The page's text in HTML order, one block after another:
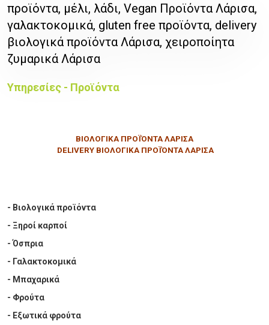
προϊόντα, μέλι, λάδι, Vegan Προϊόντα Λάρισα,
γαλακτοκομικά, gluten free προϊόντα, delivery
βιολογικά προϊόντα Λάρισα, χειροποίητα
ζυμαρικά Λάρισα
Υπηρεσίες - Προϊόντα
ΒΙΟΛΟΓΙΚΑ ΠΡΟΪΌΝΤΑ ΛΑΡΙΣΑ
DELIVERY ΒΙΟΛΟΓΙΚΑ ΠΡΟΪΌΝΤΑ ΛΑΡΙΣΑ
- Βιολογικά προϊόντα
- Ξηροί καρποί
- Όσπρια
- Γαλακτοκομικά
- Μπαχαρικά
- Φρούτα
- Εξωτικά φρούτα